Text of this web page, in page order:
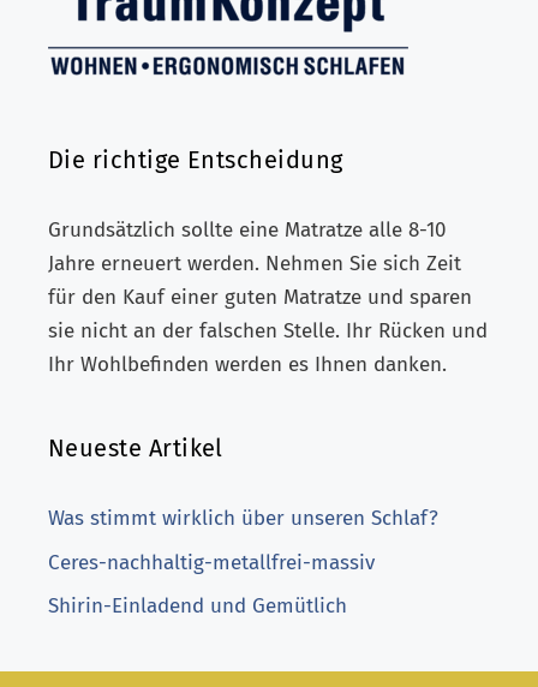
Die richtige Entscheidung
Grundsätzlich sollte eine Matratze alle 8-10
Jahre erneuert werden. Nehmen Sie sich Zeit
für den Kauf einer guten Matratze und sparen
sie nicht an der falschen Stelle. Ihr Rücken und
Ihr Wohlbefinden werden es Ihnen danken.
Neueste Artikel
Was stimmt wirklich über unseren Schlaf?
Ceres-nachhaltig-metallfrei-massiv
Shirin-Einladend und Gemütlich